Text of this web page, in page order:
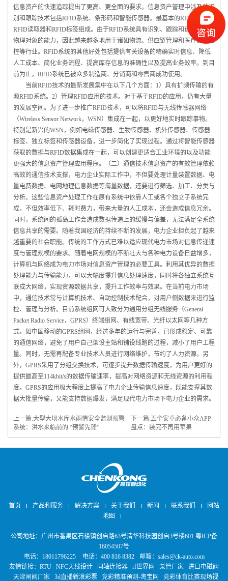
信息资产的快速追踪提出了更高、更全面的要求。信息资产管理中涉及的识
别和跟踪技术包括RFID系统、条形码和智能传感器。最基本的RFID系统由
RFID读取器和RFID标签组成。由于RFID系统具有识别、跟踪和追踪设备及
物理对象的能力，因此越来越多地用于诸如物流、供应链管理和医疗保健监
控等行业。RFID系统的其他好处包括提供有关设备的精确实时信息、降低
人工成本、简化业务流程、提高库存信息的准确性以及提高业务效率。到目
前为止，RFID系统已被众多制造商、分销商和零售商成功使用。
当前RFID技术的最新发展集中在以下几个方面：1）具有扩频传输的有
源RFID系统。2）管理RFID应用的技术。对于基于RFID的应用，仍有大量
的发展空间。为了进一步推广RFID技术，可以将RFID与无线传感器网络
（Wireless Sensor Network，WSN）集成在一起，以更好地实时跟踪事物。
特别是新兴的WSN，例如电磁传感器、生物传感器、机外传感器、传感器
标签、独立标签和传感器设备，进一步简化了实现过程。通过将智能传感器
获取的数据与RFID数据集成在一起，可以创建更适合工业环境的以及功能
更强大的信息资产管理应用程序。（二）通信技术信息资产的有效管理依赖
高效的通信技术支撑，电力企业实际工作中，不但要处理计量装置数据、电
量电费数据、电网地理信息数据等海量数据，还要进行筛选、加工、分类与
分析。这些信息资产处理工作在原有系统中依靠人工或各个独立子系统完
成，不但效率低下、耗时费力，带来大量的人工成本，还会造成信息冗余。
同时，系统间的孤岛工作会造成数据传递上的缓慢与偏差，无法满足全系统
信息共享的需要。随着我国经济的持续不断的发展，电力企业担负起了越来
越重要的社会职能。传统的工作方式已难以适应现代电力市场对信息传递速
度与管理规模的要求。随着电网规模的不断壮大与各种电力设备日益增多，
计算机与网络成为电力市场对信息资产管理的必要工具。利用其优异的数据
处理能力与传输能力，可以大幅度提升信息处理速度，同时将各独立系统互
联成大网络，实现资源数据共享，提升工作效率与效果。在当前电力市场
中，通信技术常与计算机技术、自动控制技术配合，对用户侧数据来进行监
控、管理与分析。目前系统组网可大致分为通用分组无线服务（General
Packet Radio Service，GPRS）终端组网、有线宽带、光纤以太网等几种方
式。如中国移动的GPRS组网，经过多年的运行与完善，已形成稳定、可靠
的通信网络，避免了用户自己架设主站和铺设线路的过程，减小了用户工程
量。同时，无需再配备专业技术人员进行网络维护，节约了人力资源。另
外，GPRS采用了分组交换技术，可逐步提升数据传输速度，为用户更好的
提供最高至114kbit/s的数据传输速率，提高对网络资源和无线资源的利用程
度。GPRS的应用极大程度上提高了电力企业传输信息速度，既能支撑其数
据大批量传输，又能支持数据爆发，满足现代电力市场下电力企业的需求。
上一篇:大型大坝水库水雨情安全监测预警
系统：洪水来临前的 “预警先锋”
下一篇:五个安卓必备小众APP
盘点：装完不再用苹果
首页 产品和服务 解决方案 关于我们 新闻 联系我们
网站
地图
公司地址：广州市番禺区石楼镇创启路63号清华科技园创启3号楼601 粤ICP备
16054507号
电话：18011796225
电话：400 816 8382
邮箱：sales@ck-auto.com
友情链接： RTU NFC天线设计 同轴连接器 rf世界网 泵管厂家
进口电磁阀
天津闸阀厂家
3d直播新浪彩票 竞彩精准预测-淘宝网 竞彩体育比赛现场视